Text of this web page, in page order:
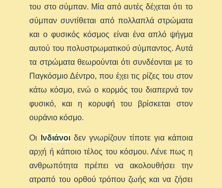
του στο σύμπαν. Μία από αυτές δέχεται ότι το
σύμπαν συντίθεται από πολλαπλά στρώματα
και ο φυσικός κόσμος είναι ένα απλό ψήγμα
αυτού του πολυστρωματικού σύμπαντος. Αυτά
τα στρώματα θεωρούνται ότι συνδέονται με το
Παγκόσμιο Δέντρο, που έχει τις ρίζες του στον
κάτω κόσμο, ενώ ο κορμός του διαπερνά τον
φυσικό, και η κορυφή του βρίσκεται στον
ουράνιο κόσμο.
Οι Ινδιάνοι δεν γνωρίζουν τίποτε για κάποια
αρχή ή κάποιο τέλος του κόσμου. Λένε πως η
ανθρωπότητα πρέπει να ακολουθήσει την
ατραπό του ορθού τρόπου ζωής και να ζήσει